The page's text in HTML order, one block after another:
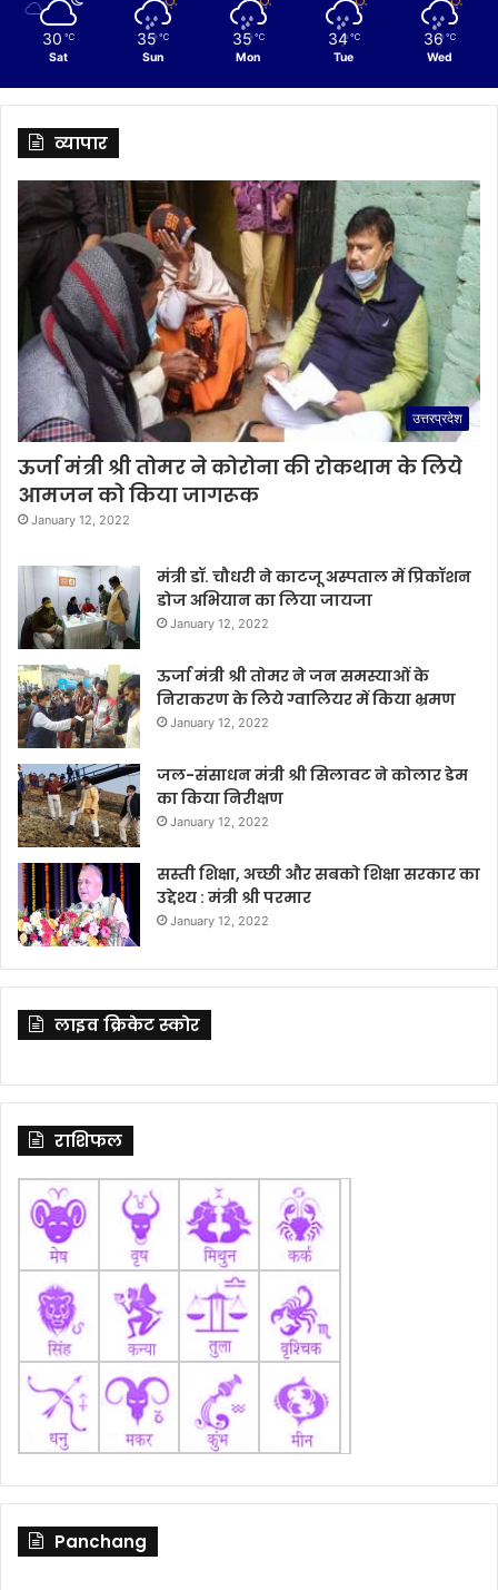
30 ℃
Sat
35 ℃
Sun
35 ℃
Mon
34 ℃
Tue
36 ℃
Wed
व्यापार
उत्तरप्रदेश
ऊर्जा मंत्री श्री तोमर ने कोरोना की रोकथाम के लिये
आमजन को किया जागरूक
January 12, 2022
मंत्री डॉ. चौधरी ने काटजू अस्पताल में प्रिकॉशन
डोज अभियान का लिया जायजा
January 12, 2022
ऊर्जा मंत्री श्री तोमर ने जन समस्याओं के
निराकरण के लिये ग्वालियर में किया भ्रमण
January 12, 2022
जल-संसाधन मंत्री श्री सिलावट ने कोलार डेम
का किया निरीक्षण
January 12, 2022
सस्ती शिक्षा, अच्छी और सबको शिक्षा सरकार का
उद्देश्य : मंत्री श्री परमार
January 12, 2022
लाइव क्रिकेट स्कोर
राशिफल
Panchang